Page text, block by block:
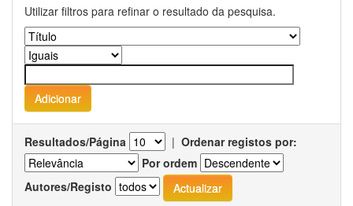
Utilizar filtros para refinar o resultado da pesquisa.
Resultados/Página | Ordenar registos por:
Por ordem
Autores/Registo